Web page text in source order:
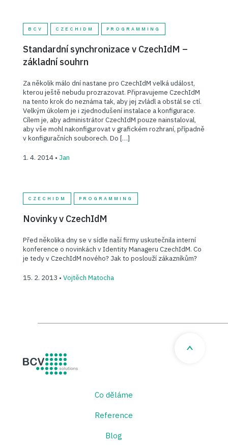
BCV CZECHIDM PROGRAMMING
Standardní synchronizace v CzechIdM –
základní souhrn
Za několik málo dní nastane pro CzechIdM velká událost,
kterou ještě nebudu prozrazovat. Připravujeme CzechIdM
na tento krok do neznáma tak, aby jej zvládl a obstál se ctí.
Velkým úkolem je i zjednodušení instalace a konfigurace.
Cílem je, aby administrátor CzechIdM pouze nainstaloval,
aby vše mohl nakonfigurovat v grafickém rozhraní, případně
v konfiguračních souborech. Do […]
1. 4. 2014 • Jan
CZECHIDM PROGRAMMING
Novinky v CzechIdM
Před několika dny se v sídle naší firmy uskutečnila interní
konference o novinkách v Identity Manageru CzechIdM. Co
je tedy v CzechIdM nového? Jak to poslouží zákazníkům?
15. 2. 2013 • Vojtěch Matocha
Co děláme
Reference
Blog